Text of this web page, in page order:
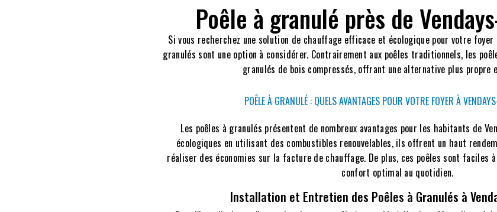
Poêle à granulé près de
Si vous recherchez une solution de chauffage efficace et écologique pour votre foyer
granulés sont une option à considérer. Contrairement aux poêles traditionnels, les
granulés de bois compressés, offrant une alternative plus propre
POÊLE À GRANULÉ : QUELS AVANTAGES POUR VOTRE FOYER À
Les poêles à granulés présentent de nombreux avantages pour les habitants de
écologiques en utilisant des combustibles renouvelables, ils offrent un haut
réaliser des économies sur la facture de chauffage. De plus, ces poêles sont
confort optimal au quotidien.
Installation et Entretien des Poêles à Granulés à